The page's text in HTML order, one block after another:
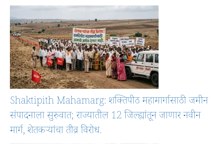
Shaktipith Mahamarg: शक्तिपीठ महामार्गासाठी जमीन
संपादनाला सुरुवात; राज्यातील 12 जिल्ह्यांतून जाणार नवीन
मार्ग, शेतकऱ्यांचा तीव्र विरोध.